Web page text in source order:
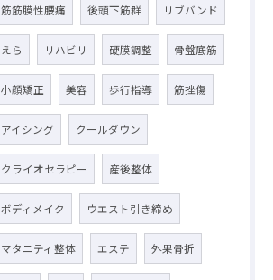
筋筋膜性腰痛 後頭下筋群 リブバンド
えら リハビリ 硬膜調整 骨盤底筋
小顔矯正 美容 歩行指導 筋挫傷
アイシング クールダウン
クライオセラピー 産後整体
ボディメイク ウエスト引き締め
マタニティ整体 エステ 外果骨折